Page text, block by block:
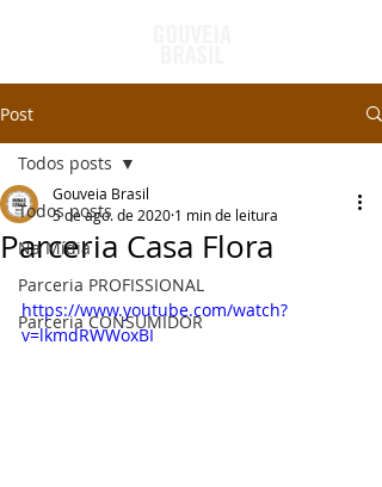
Post
Todos posts
Na Mídia
Parceria PROFISSIONAL
Parceria CONSUMIDOR
Todos posts
Parceria Casa Flora
Gouveia Brasil
5 de ago. de 2020 1 min de leitura
https://www.youtube.com/watch?
v=lkmdRWWoxBI